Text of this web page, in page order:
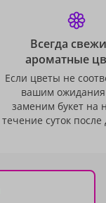
Всегда
ароматные
Если цветы не
вашим
заменим букет на
течение суток после